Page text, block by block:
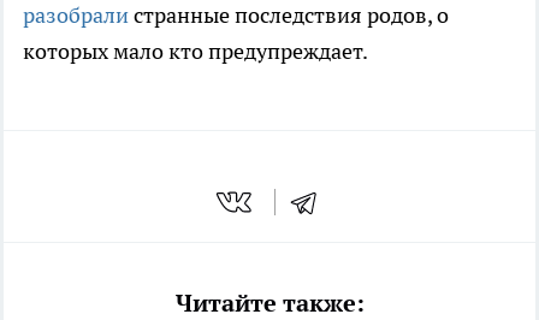
разобралистранные последствия родов, о
которых мало кто предупреждает.
Читайте также: